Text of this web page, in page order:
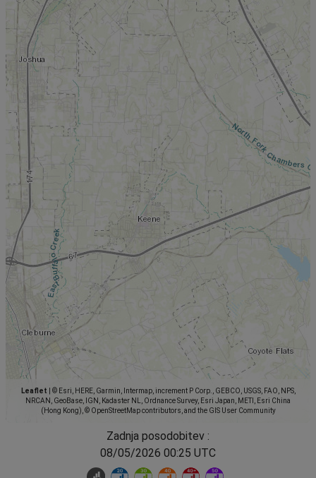
Leaflet
© Esri, HERE, Garmin, Intermap, increment P Corp., GEBCO, USGS, FAO, NPS,
NRCAN, GeoBase, IGN, Kadaster NL, Ordnance Survey, Esri Japan, METI, Esri China
(Hong Kong), © OpenStreetMap contributors, and the GIS User Community
Zadnja posodobitev :
08/05/2026 00:25 UTC